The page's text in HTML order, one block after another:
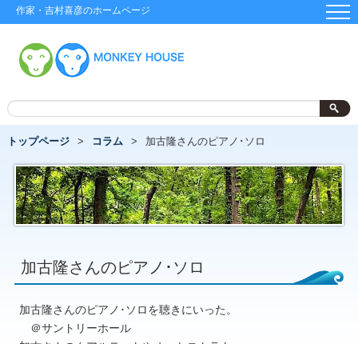
作家・吉村喜彦のホームページ
トップページ コラム 加古隆さんのピアノ･ソロ
加古隆さんのピアノ･ソロ
加古隆さんのピアノ･ソロを聴きにいった。
＠サントリーホール